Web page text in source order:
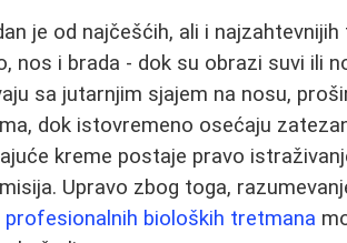
je od najčešćih, ali i
nos i brada - dok su obrazi suvi ili
sa jutarnjim sjajem na nosu,
dok istovremeno osećaju
kreme postaje pravo
Upravo zbog toga,
profesionalnih bioloških tretmana